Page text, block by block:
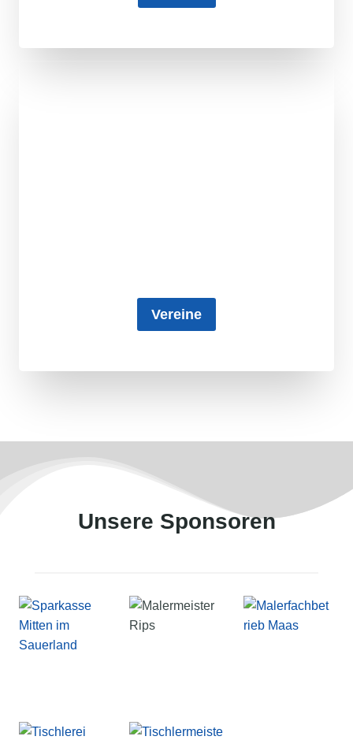
Vereine
Unsere Sponsoren